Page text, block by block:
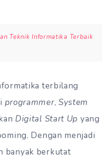
Teknik Informatika Terbaik
terbilang
programmer, System
Digital Start Up yang
Dengan menjadi
banyak berkutat